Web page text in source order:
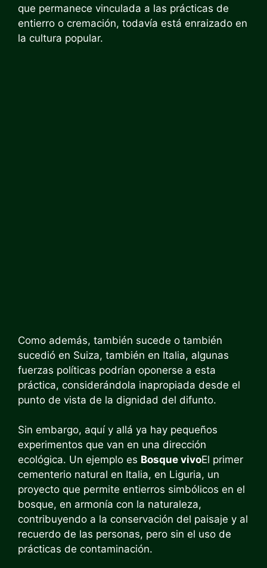
que permanece vinculada a las prácticas de
entierro o cremación, todavía está enraizado en
la cultura popular.
Como además, también sucede o también
sucedió en Suiza, también en Italia, algunas
fuerzas políticas podrían oponerse a esta
práctica, considerándola inapropiada desde el
punto de vista de la dignidad del difunto.
Sin embargo, aquí y allá ya hay pequeños
experimentos que van en una dirección
ecológica. Un ejemplo es Bosque vivoEl primer
cementerio natural en Italia, en Liguria, un
proyecto que permite entierros simbólicos en el
bosque, en armonía con la naturaleza,
contribuyendo a la conservación del paisaje y al
recuerdo de las personas, pero sin el uso de
prácticas de contaminación.